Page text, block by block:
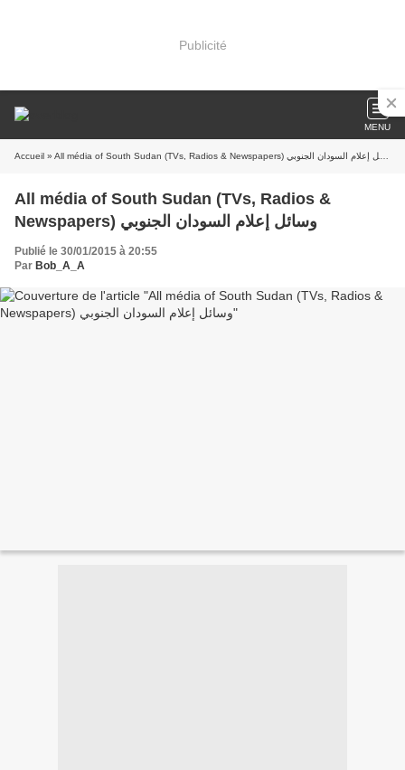
Publicité
MENU
Accueil » All média of South Sudan (TVs, Radios & Newspapers) وسائل إعلام السودان الجنوبي
All média of South Sudan (TVs, Radios &
Newspapers) وسائل إعلام السودان الجنوبي
Publié le 30/01/2015 à 20:55
Par Bob_A_A